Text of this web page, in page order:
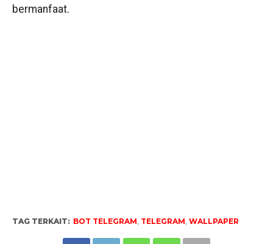
bermanfaat.
TAG TERKAIT: BOT TELEGRAM, TELEGRAM, WALLPAPER